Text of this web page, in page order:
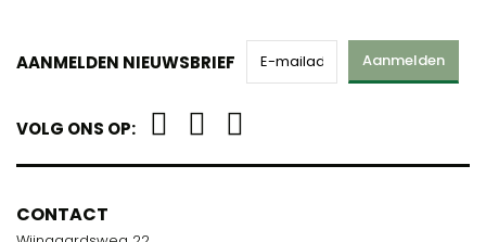
AANMELDEN NIEUWSBRIEF Aanmelden
VOLG ONS OP:
CONTACT